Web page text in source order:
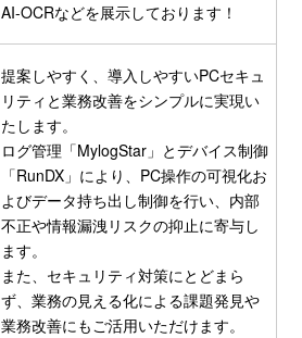
AI-OCRなどを展示しております！
提案しやすく、導入しやすいPCセキュ
リティと業務改善をシンプルに実現い
たします。
ログ管理「MylogStar」とデバイス制御
「RunDX」により、PC操作の可視化お
よびデータ持ち出し制御を行い、内部
不正や情報漏洩リスクの抑止に寄与し
ます。
また、セキュリティ対策にとどまら
ず、業務の見える化による課題発見や
業務改善にもご活用いただけます。